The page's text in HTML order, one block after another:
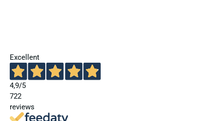
Excellent
4,9/5
722
reviews